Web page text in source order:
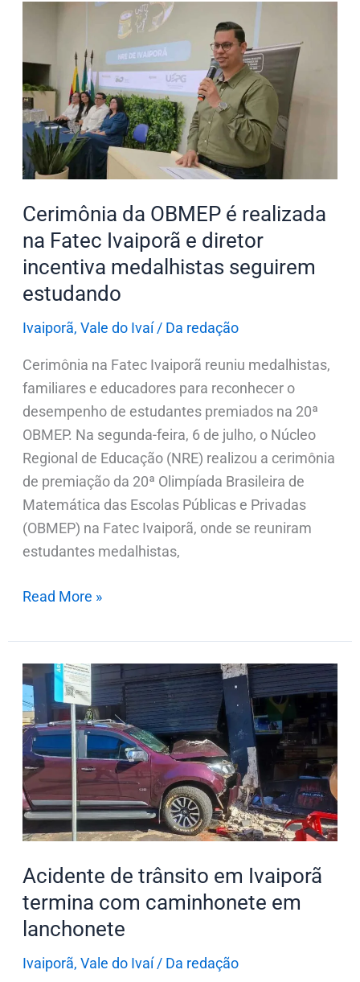
Cerimônia da OBMEP é realizada
na Fatec Ivaiporã e diretor
incentiva medalhistas seguirem
estudando
Ivaiporã, Vale do Ivaí/ Da redação
Cerimônia na Fatec Ivaiporã reuniu medalhistas,
familiares e educadores para reconhecer o
desempenho de estudantes premiados na 20ª
OBMEP. Na segunda-feira, 6 de julho, o Núcleo
Regional de Educação (NRE) realizou a cerimônia
de premiação da 20ª Olimpíada Brasileira de
Matemática das Escolas Públicas e Privadas
(OBMEP) na Fatec Ivaiporã, onde se reuniram
estudantes medalhistas,
OBMEP
é
realizada
na
Fatec
Ivaiporã
diretor
incentiva
medalhistas
seguirem
Read More »
Acidente de trânsito em Ivaiporã
termina com caminhonete em
lanchonete
Ivaiporã, Vale do Ivaí/ Da redação
Acidente
de
trânsito
em
Ivaiporã
termina
com
caminhonete
lanchonete